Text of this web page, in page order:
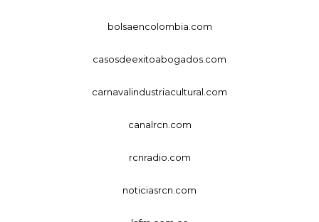
bolsaencolombia.com
casosdeexitoabogados.com
carnavalindustriacultural.com
canalrcn.com
rcnradio.com
noticiasrcn.com